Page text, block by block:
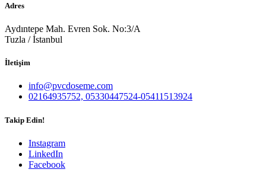
Adres
Aydıntepe Mah. Evren Sok. No:3/A
Tuzla / İstanbul
İletişim
info@pvcdoseme.com
02164935752, 05330447524-05411513924
Takip Edin!
Instagram
LinkedIn
Facebook